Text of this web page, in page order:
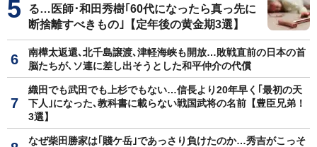
る…医師･和田秀樹｢60代になったら真っ先に
断捨離すべきもの｣【定年後の黄金期3選】
南樺太返還､北千島譲渡､津軽海峡も開放…敗戦直前の日本の首
脳たちが､ソ連に差し出そうとした和平仲介の代償
織田でも武田でも上杉でもない…信長より20年早く｢最初の天
下人｣になった､教科書に載らない戦国武将の名前【豊臣兄弟！
3選】
なぜ柴田勝家は｢賤ケ岳｣であっさり負けたのか…秀吉がこっそ